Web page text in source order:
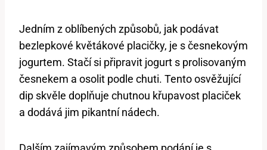
Jedním z oblíbených způsobů, jak podávat
bezlepkové květákové placičky, je s česnekovým
jogurtem. Stačí si připravit jogurt s prolisovaným
česnekem a osolit podle chuti. Tento osvěžující
dip skvěle doplňuje chutnou křupavost placiček
a dodává jim pikantní nádech.